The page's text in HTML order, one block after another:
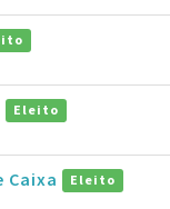
Eleito
Caixa Eleito